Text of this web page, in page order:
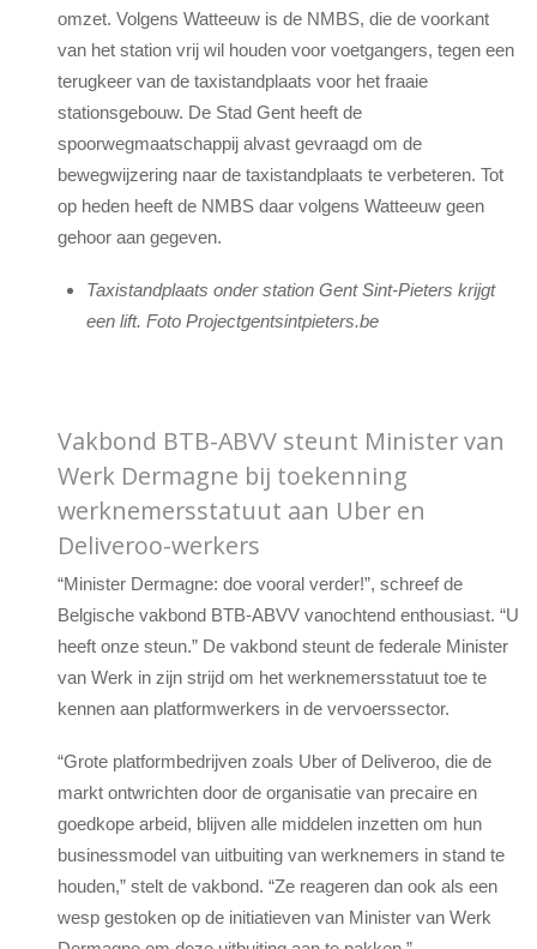
omzet. Volgens Watteeuw is de NMBS, die de voorkant
van het station vrij wil houden voor voetgangers, tegen een
terugkeer van de taxistandplaats voor het fraaie
stationsgebouw. De Stad Gent heeft de
spoorwegmaatschappij alvast gevraagd om de
bewegwijzering naar de taxistandplaats te verbeteren. Tot
op heden heeft de NMBS daar volgens Watteeuw geen
gehoor aan gegeven.
Taxistandplaats onder station Gent Sint-Pieters krijgt
een lift. Foto Projectgentsintpieters.be
Vakbond BTB-ABVV steunt Minister van
Werk Dermagne bij toekenning
werknemersstatuut aan Uber en
Deliveroo-werkers
“Minister Dermagne: doe vooral verder!”, schreef de
Belgische vakbond BTB-ABVV vanochtend enthousiast. “U
heeft onze steun.” De vakbond steunt de federale Minister
van Werk in zijn strijd om het werknemersstatuut toe te
kennen aan platformwerkers in de vervoerssector.
“Grote platformbedrijven zoals Uber of Deliveroo, die de
markt ontwrichten door de organisatie van precaire en
goedkope arbeid, blijven alle middelen inzetten om hun
businessmodel van uitbuiting van werknemers in stand te
houden,” stelt de vakbond. “Ze reageren dan ook als een
wesp gestoken op de initiatieven van Minister van Werk